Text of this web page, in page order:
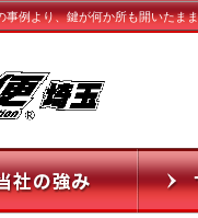
例より、鍵が何か所も開いた